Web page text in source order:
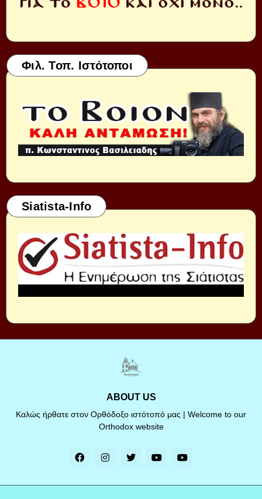
Φιλ. Τοπ. Ιστότοποι
Siatista-Info
ABOUT US
Καλώς ήρθατε στον Ορθόδοξο ιστότοπό μας | Welcome to our
Orthodox website